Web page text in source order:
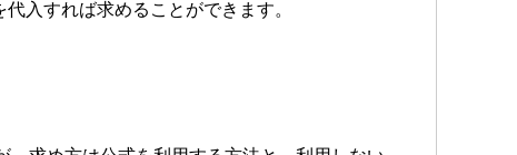
入すれば求めることができます。